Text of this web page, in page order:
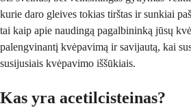
kurie daro gleives tokias tirštas ir sunkiai
tai kaip apie naudingą pagalbininką jūsų
palengvinantį kvėpavimą ir savijautą, kai
susijusiais kvėpavimo iššūkiais.
Kas yra acetilcisteinas?